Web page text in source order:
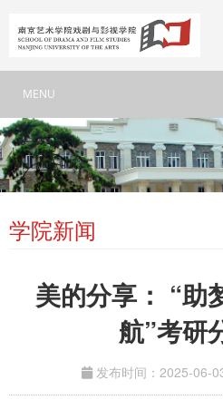
MENU
学院新闻
美的分享： “助
航”考研
发布时间：2025-06-